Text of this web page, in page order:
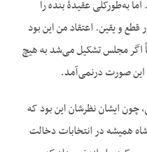
به‌طورکلی عقیدۀ بنده را
و یقین. اعتقاد من این بود
مجلس تشکیل می‌شد به هیچ
این صورت درنمی‌آمد.
چون ایشان نظرشان این بود که
همیشه در انتخابات دخالت